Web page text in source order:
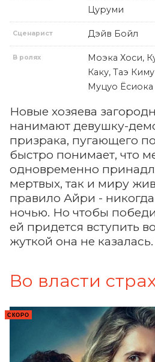
Цуруми
Сценарист Дэйв Бойл
В ролях
Моэка Хоси,
Каку, Таэ
Муцуо Ёсиока
Новые хозяева
нанимают девушку-
призрака, пугающего
быстро понимает, что
одновременно
мертвых, так и миру
правило Айри - никогда
ночью. Но чтобы
ей придется вступить
жуткой она не казалась.
Во власти
СКОРО